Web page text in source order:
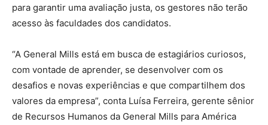
para garantir uma avaliação justa, os gestores não terão
acesso às faculdades dos candidatos.
“A General Mills está em busca de estagiários curiosos,
com vontade de aprender, se desenvolver com os
desafios e novas experiências e que compartilhem dos
valores da empresa”, conta Luísa Ferreira, gerente sênior
de Recursos Humanos da General Mills para América